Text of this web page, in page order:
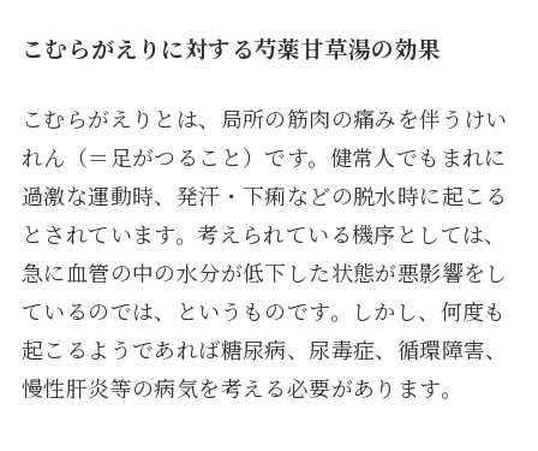
こむらがえりに対する芍薬甘草湯の効果
こむらがえりとは、局所の筋肉の痛みを伴うけい
れん（＝足がつること）です。健常人でもまれに
過激な運動時、発汗・下痢などの脱水時に起こる
とされています。考えられている機序としては、
急に血管の中の水分が低下した状態が悪影響をし
ているのでは、というものです。しかし、何度も
起こるようであれば糖尿病、尿毒症、循環障害、
慢性肝炎等の病気を考える必要があります。